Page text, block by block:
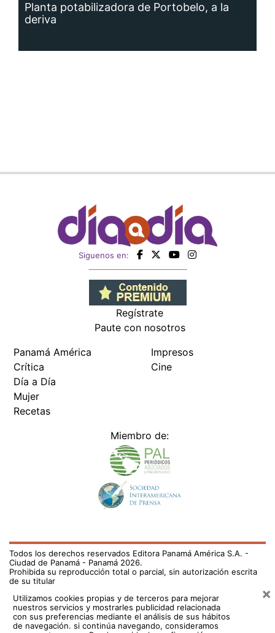
Planta potabilizadora de Portobelo, a la
deriva
Siguenos en:
Regístrate
Paute con nosotros
Panamá América
Crítica
Día a Día
Mujer
Recetas
Impresos
Cine
Miembro de:
Todos los derechos reservados Editora Panamá América S.A. -
Ciudad de Panamá - Panamá 2026.
Prohibida su reproducción total o parcial, sin autorización escrita
de su titular
Utilizamos cookies propias y de terceros para mejorar
nuestros servicios y mostrarles publicidad relacionada
con sus preferencias mediante el análisis de sus hábitos
de navegación. si continúa navegando, consideramos
×